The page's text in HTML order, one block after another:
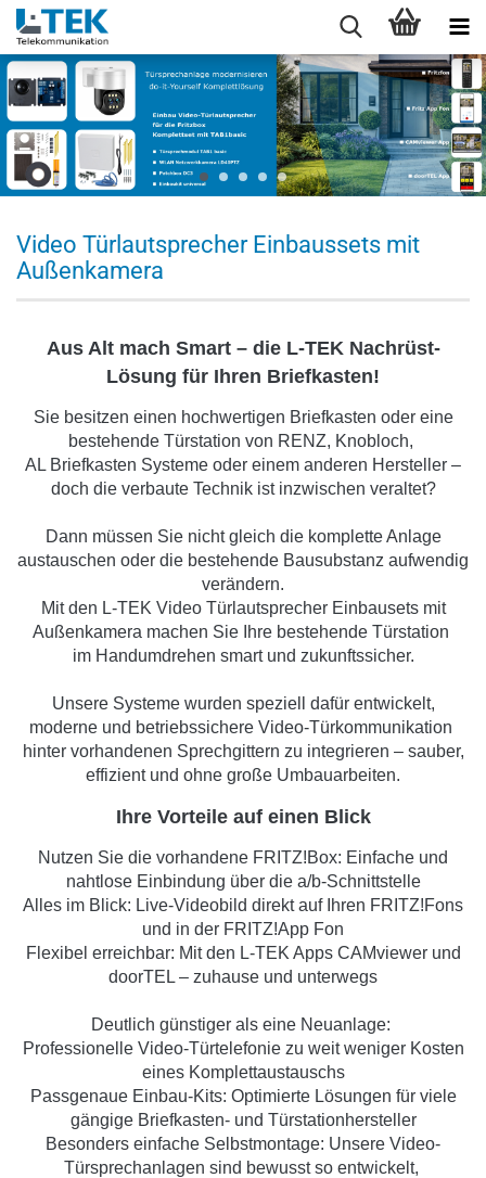
Video Türlautsprecher Einbaussets mit
Außenkamera
Aus Alt mach Smart – die L-TEK Nachrüst-
Lösung für Ihren Briefkasten!
Sie besitzen einen hochwertigen Briefkasten oder eine
bestehende Türstation von RENZ, Knobloch,
AL Briefkasten Systeme oder einem anderen Hersteller –
doch die verbaute Technik ist inzwischen veraltet?
Dann müssen Sie nicht gleich die komplette Anlage
austauschen oder die bestehende Bausubstanz aufwendig
verändern.
Mit den L-TEK Video Türlautsprecher Einbausets mit
Außenkamera machen Sie Ihre bestehende Türstation
im Handumdrehen smart und zukunftssicher.
Unsere Systeme wurden speziell dafür entwickelt,
moderne und betriebssichere Video-Türkommunikation
hinter vorhandenen Sprechgittern zu integrieren – sauber,
effizient und ohne große Umbauarbeiten.
Ihre Vorteile auf einen Blick
Nutzen Sie die vorhandene FRITZ!Box: Einfache und
nahtlose Einbindung über die a/b-Schnittstelle
Alles im Blick: Live-Videobild direkt auf Ihren FRITZ!Fons
und in der FRITZ!App Fon
Flexibel erreichbar: Mit den L-TEK Apps CAMviewer und
doorTEL – zuhause und unterwegs
Deutlich günstiger als eine Neuanlage:
Professionelle Video-Türtelefonie zu weit weniger Kosten
eines Komplettaustauschs
Passgenaue Einbau-Kits: Optimierte Lösungen für viele
gängige Briefkasten- und Türstationhersteller
Besonders einfache Selbstmontage: Unsere Video-
Türsprechanlagen sind bewusst so entwickelt,